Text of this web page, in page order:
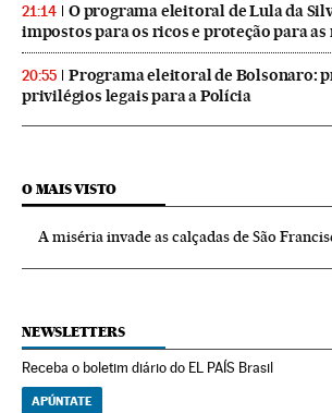
21:14
O programa eleitoral de Lula da
impostos para os ricos e proteção para
20:55
Programa eleitoral de Bolsonaro:
privilégios legais para a Polícia
O MAIS VISTO
A miséria invade as calçadas de São
NEWSLETTERS
Receba o boletim diário do EL PAÍS Brasil
APÚNTATE